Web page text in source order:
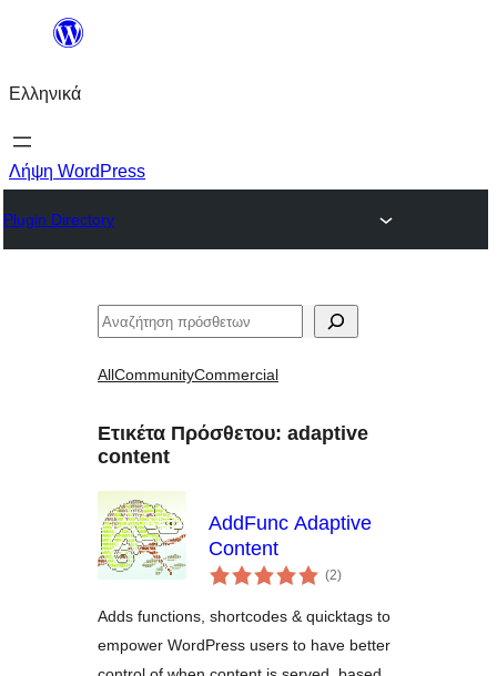
Μετάβαση
περιεχόμενο
Ελληνικά
Λήψη WordPress
Plugin Directory
Αναζήτηση
AllCommunityCommercial
Ετικέτα Πρόσθετου: adaptive
content
AddFunc Adaptive
Content
(2αξιολογήσεις
σύνολο
)
Adds functions, shortcodes & quicktags to
empower WordPress users to have better